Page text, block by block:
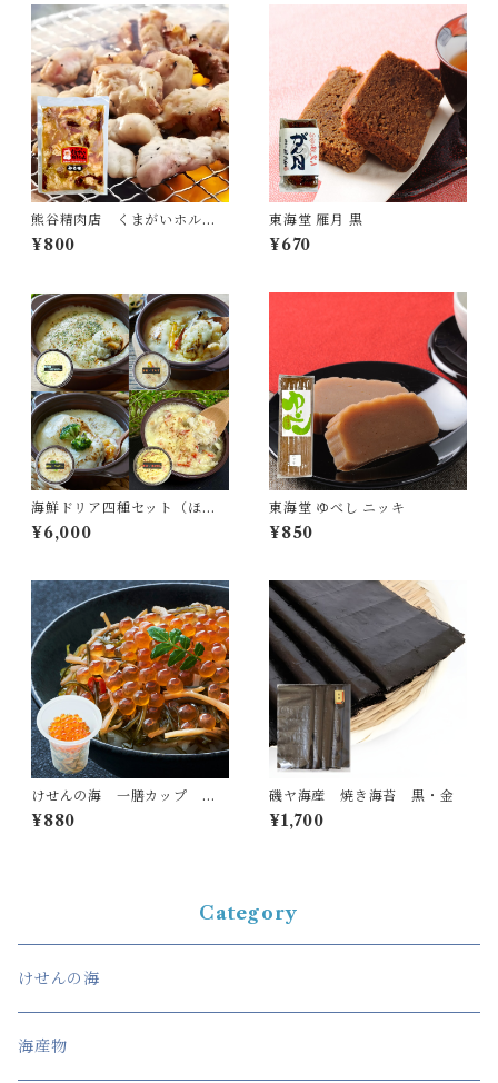
熊谷精肉店 くまがいホルモ
ン(みそ味）※冷凍
¥800
東海堂 雁月 黒
¥670
海鮮ドリア四種セット（ほた
て・牡蠣・あわび・かに）
【送料込・冷凍便】
¥6,000
東海堂 ゆべし ニッキ
¥850
けせんの海 一膳カップ い
くら松前
¥880
磯ヤ海産 焼き海苔 黒・金
¥1,700
Category
けせんの海
海産物